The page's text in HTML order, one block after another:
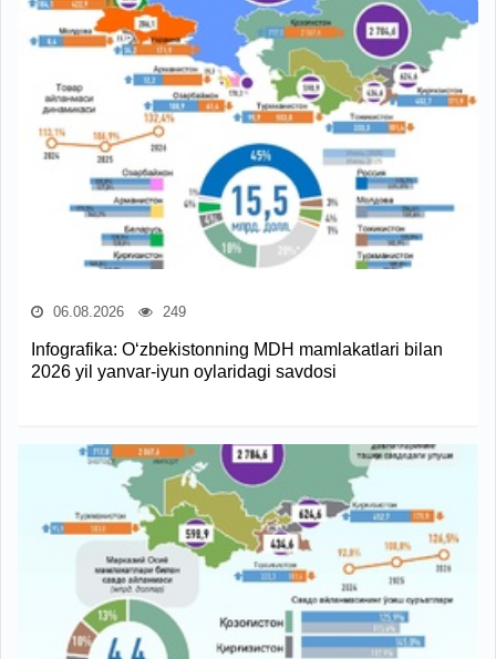
06.08.2026 249
Infografika: O‘zbekistonning MDH mamlakatlari bilan
2026 yil yanvar-iyun oylaridagi savdosi